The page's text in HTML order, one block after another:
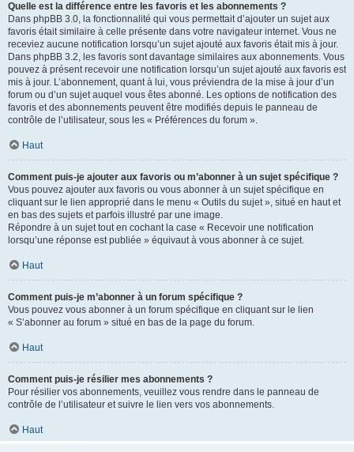
Quelle est la différence entre les favoris et les abonnements ?
Dans phpBB 3.0, la fonctionnalité qui vous permettait d’ajouter un sujet aux
favoris était similaire à celle présente dans votre navigateur internet. Vous ne
receviez aucune notification lorsqu’un sujet ajouté aux favoris était mis à jour.
Dans phpBB 3.2, les favoris sont davantage similaires aux abonnements. Vous
pouvez à présent recevoir une notification lorsqu’un sujet ajouté aux favoris est
mis à jour. L’abonnement, quant à lui, vous préviendra de la mise à jour d’un
forum ou d’un sujet auquel vous êtes abonné. Les options de notification des
favoris et des abonnements peuvent être modifiés depuis le panneau de
contrôle de l’utilisateur, sous les « Préférences du forum ».
Haut
Comment puis-je ajouter aux favoris ou m’abonner à un sujet spécifique ?
Vous pouvez ajouter aux favoris ou vous abonner à un sujet spécifique en
cliquant sur le lien approprié dans le menu « Outils du sujet », situé en haut et
en bas des sujets et parfois illustré par une image.
Répondre à un sujet tout en cochant la case « Recevoir une notification
lorsqu’une réponse est publiée » équivaut à vous abonner à ce sujet.
Haut
Comment puis-je m’abonner à un forum spécifique ?
Vous pouvez vous abonner à un forum spécifique en cliquant sur le lien
« S’abonner au forum » situé en bas de la page du forum.
Haut
Comment puis-je résilier mes abonnements ?
Pour résilier vos abonnements, veuillez vous rendre dans le panneau de
contrôle de l’utilisateur et suivre le lien vers vos abonnements.
Haut